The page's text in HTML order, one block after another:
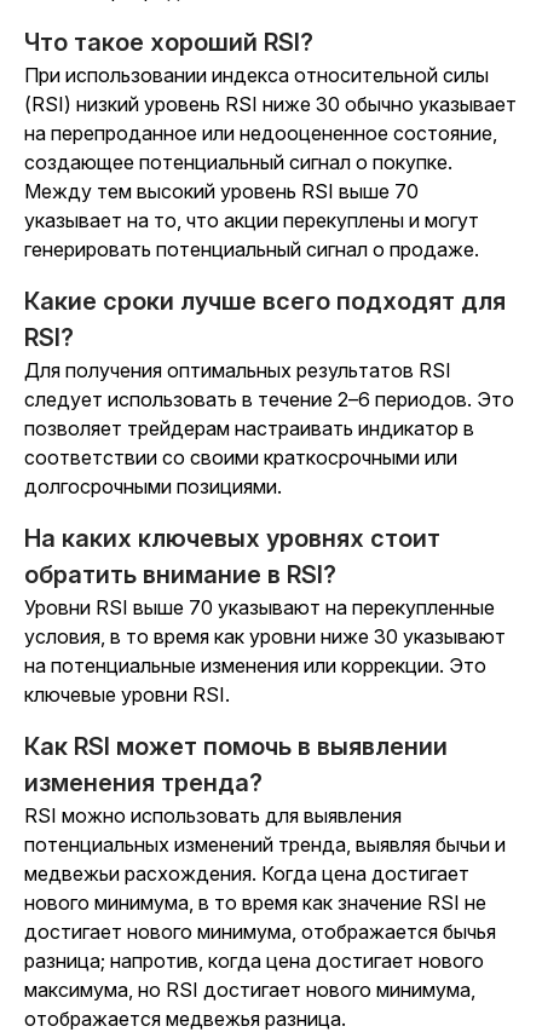
Что такое хороший RSI?
При использовании индекса относительной силы
(RSI) низкий уровень RSI ниже 30 обычно указывает
на перепроданное или недооцененное состояние,
создающее потенциальный сигнал о покупке.
Между тем высокий уровень RSI выше 70
указывает на то, что акции перекуплены и могут
генерировать потенциальный сигнал о продаже.
Какие сроки лучше всего подходят для
RSI?
Для получения оптимальных результатов RSI
следует использовать в течение 2–6 периодов. Это
позволяет трейдерам настраивать индикатор в
соответствии со своими краткосрочными или
долгосрочными позициями.
На каких ключевых уровнях стоит
обратить внимание в RSI?
Уровни RSI выше 70 указывают на перекупленные
условия, в то время как уровни ниже 30 указывают
на потенциальные изменения или коррекции. Это
ключевые уровни RSI.
Как RSI может помочь в выявлении
изменения тренда?
RSI можно использовать для выявления
потенциальных изменений тренда, выявляя бычьи и
медвежьи расхождения. Когда цена достигает
нового минимума, в то время как значение RSI не
достигает нового минимума, отображается бычья
разница; напротив, когда цена достигает нового
максимума, но RSI достигает нового минимума,
отображается медвежья разница.